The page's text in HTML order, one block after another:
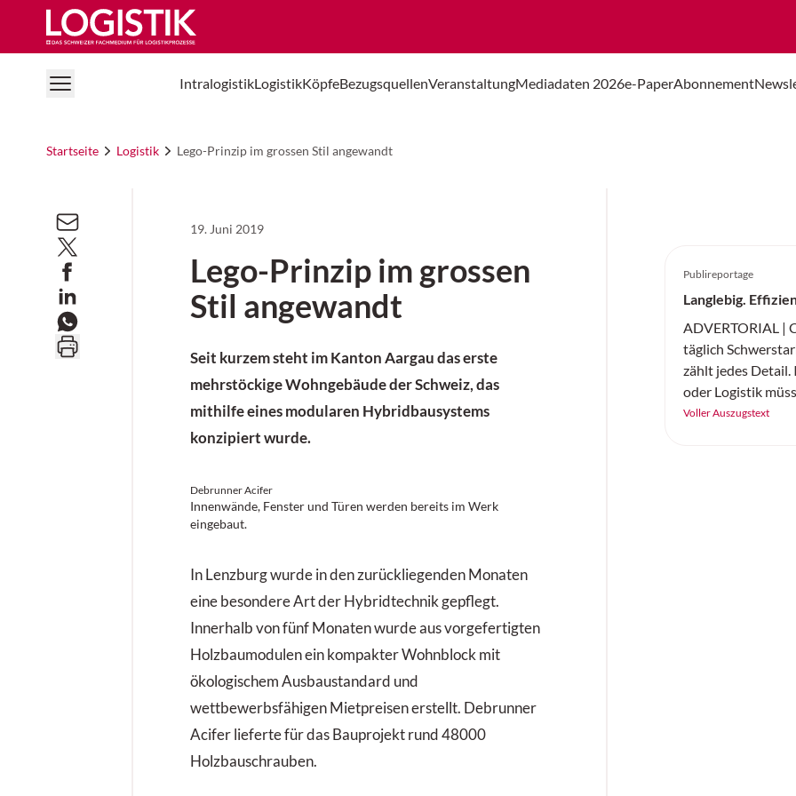
Logistik Online
IntralogistikLogistikKöpfeBezugsquellenVeranstaltungMediadaten 2026e-PaperAbonnement
Startseite Logistik Lego-Prinzip im grossen Stil angewandt
19. Juni 2019
Lego-Prinzip im grossen
Stil angewandt
Seit kurzem steht im Kanton Aargau das erste
mehrstöckige Wohngebäude der Schweiz, das
mithilfe eines modularen Hybridbausystems
konzipiert wurde.
Debrunner Acifer
Innenwände, Fenster und Türen werden bereits im Werk
eingebaut.
In Lenzburg wurde in den zurückliegenden Monaten
eine besondere Art der Hybridtechnik gepflegt.
Innerhalb von fünf Monaten wurde aus vorgefertigten
Holzbaumodulen ein kompakter Wohnblock mit
ökologischem Ausbaustandard und
wettbewerbsfähigen Mietpreisen erstellt. Debrunner
Acifer lieferte für das Bauprojekt rund 48000
Holzbauschrauben.
Publireportage
Langlebig.
ADVERTORIAL |
täglich
zählt jedes Detail.
oder Logistik
zuverlässig,
Voller Auszugstext